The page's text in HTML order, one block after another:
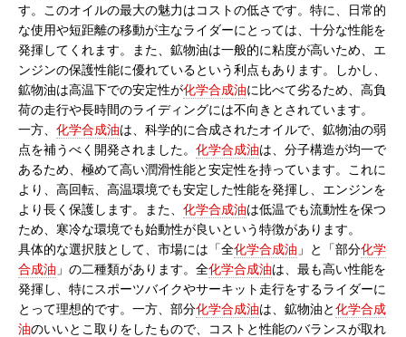
す。このオイルの最大の魅力はコストの低さです。特に、日常的
な使用や短距離の移動が主なライダーにとっては、十分な性能を
発揮してくれます。また、鉱物油は一般的に粘度が高いため、エ
ンジンの保護性能に優れているという利点もあります。しかし、
鉱物油は高温下での安定性が化学合成油に比べて劣るため、高負
荷の走行や長時間のライディングには不向きとされています。
一方、 化学合成油は、科学的に合成されたオイルで、鉱物油の弱
点を補うべく開発されました。 化学合成油は、分子構造が均一で
あるため、極めて高い潤滑性能と安定性を持っています。これに
より、高回転、高温環境でも安定した性能を発揮し、エンジンを
より長く保護します。また、 化学合成油は低温でも流動性を保つ
ため、寒冷な環境でも始動性が良いという特徴があります。
具体的な選択肢として、市場には「全化学合成油 」と「部分化学
合成油 」の二種類があります。全化学合成油は、最も高い性能を
発揮し、特にスポーツバイクやサーキット走行をするライダーに
とって理想的です。一方、部分化学合成油は、鉱物油と化学合成
油のいいとこ取りをしたもので、コストと性能のバランスが取れ